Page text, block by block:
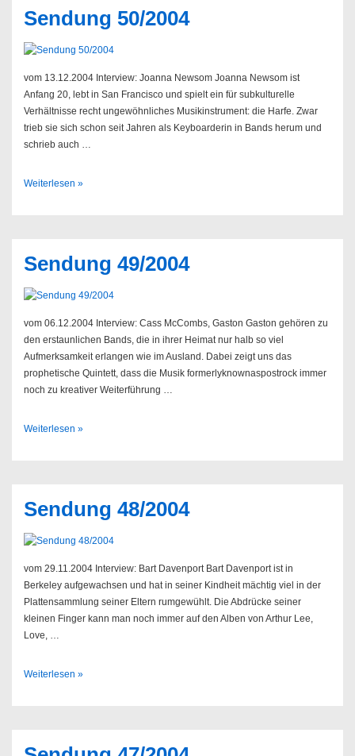
Sendung 50/2004
vom 13.12.2004 Interview: Joanna Newsom Joanna Newsom ist
Anfang 20, lebt in San Francisco und spielt ein für subkulturelle
Verhältnisse recht ungewöhnliches Musikinstrument: die Harfe. Zwar
trieb sie sich schon seit Jahren als Keyboarderin in Bands herum und
schrieb auch …
Sendung
Weiterlesen »
Sendung 49/2004
vom 06.12.2004 Interview: Cass McCombs, Gaston Gaston gehören zu
den erstaunlichen Bands, die in ihrer Heimat nur halb so viel
Aufmerksamkeit erlangen wie im Ausland. Dabei zeigt uns das
prophetische Quintett, dass die Musik formerlyknownaspostrock immer
noch zu kreativer Weiterführung …
Sendung
Weiterlesen »
Sendung 48/2004
vom 29.11.2004 Interview: Bart Davenport Bart Davenport ist in
Berkeley aufgewachsen und hat in seiner Kindheit mächtig viel in der
Plattensammlung seiner Eltern rumgewühlt. Die Abdrücke seiner
kleinen Finger kann man noch immer auf den Alben von Arthur Lee,
Love, …
Sendung
Weiterlesen »